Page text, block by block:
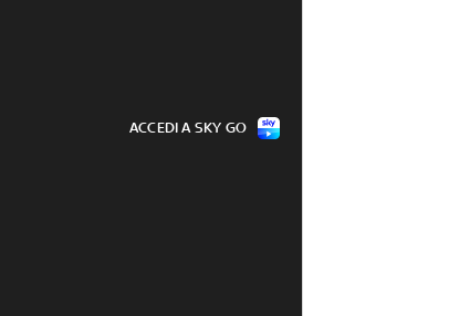
ACCEDI A SKY GO